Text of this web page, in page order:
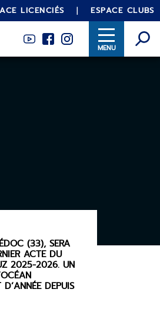
LICENCIÉS ESPACE CLUBS
(33), SERA
ACTE DU
2025-2026. UN
DEPUIS